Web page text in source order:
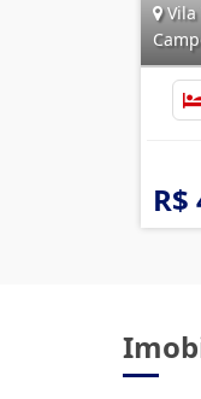
Vila
R$